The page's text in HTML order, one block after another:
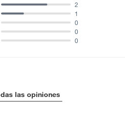
0
0
0
1
2
las opiniones